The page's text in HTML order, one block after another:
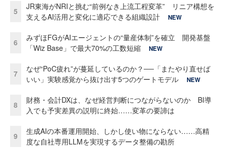
5
JR東海がNRIと挑む“前例なき上流工程変革” リニア構想を
支えるAI活用と変化に適応できる組織設計
NEW
6
みずほFGがAIエージェントの“量産体制”を確立 開発基盤
「Wiz Base」で最大70%の工数短縮
NEW
7
なぜ“PoC疲れ”が蔓延しているのか？──「またやり直せば
いい」実験感覚から抜け出す5つのゲートモデル
NEW
8
財務・会計DXは、なぜ経営判断につながらないのか BI導
入でも予実差異の説明に終始……変革の要諦は
9
生成AIの本番運用開始、しかし使い物にならない……高精
度な自社専用LLMを実現するデータ整備の勘所